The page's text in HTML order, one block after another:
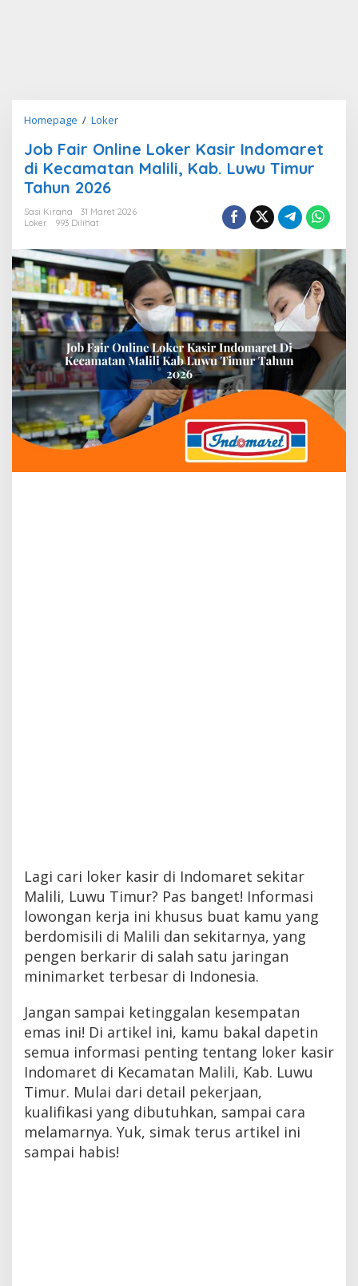
Homepage / LokerJob
Online
Loker
di
Malili,
Kab.
Luwu
Timur
Tahun
2026
Job Fair Online Loker Kasir Indomaret
di Kecamatan Malili, Kab. Luwu Timur
Tahun 2026
Sasi Kirana
31 Maret 2026
Loker
993 Dilihat
Lagi cari loker kasir di Indomaret sekitar
Malili, Luwu Timur? Pas banget! Informasi
lowongan kerja ini khusus buat kamu yang
berdomisili di Malili dan sekitarnya, yang
pengen berkarir di salah satu jaringan
minimarket terbesar di Indonesia.
Jangan sampai ketinggalan kesempatan
emas ini! Di artikel ini, kamu bakal dapetin
semua informasi penting tentang loker kasir
Indomaret di Kecamatan Malili, Kab. Luwu
Timur. Mulai dari detail pekerjaan,
kualifikasi yang dibutuhkan, sampai cara
melamarnya. Yuk, simak terus artikel ini
sampai habis!